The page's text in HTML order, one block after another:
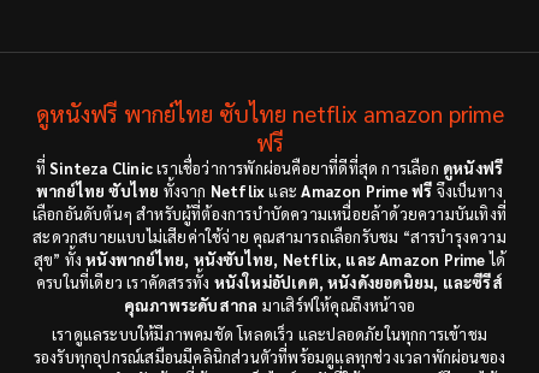
ดูหนังฟรี พากย์ไทย ซับไทย netflix amazon prime
ฟรี
ที่Sinteza Clinicเราเชื่อว่าการพักผ่อนคือยาที่ดีที่สุด การเลือก ดูหนังฟรี
พากย์ไทย ซับไทย ทั้งจาก NetflixและAmazon Prime ฟรี จึงเป็นทาง
เลือกอันดับต้นๆ สำหรับผู้ที่ต้องการบำบัดความเหนื่อยล้าด้วยความบันเทิงที่
สะดวกสบายแบบไม่เสียค่าใช้จ่าย คุณสามารถเลือกรับชม “สารบำรุงความ
สุข” ทั้งหนังพากย์ไทย, หนังซับไทย, Netflix, และ Amazon Primeได้
ครบในที่เดียว เราคัดสรรทั้ง หนังใหม่อัปเดต, หนังดังยอดนิยม, และซีรีส์
คุณภาพระดับสากล มาเสิร์ฟให้คุณถึงหน้าจอ
เราดูแลระบบให้มีภาพคมชัด โหลดเร็ว และปลอดภัยในทุกการเข้าชม
รองรับทุกอุปกรณ์เสมือนมีคลินิกส่วนตัวที่พร้อมดูแลทุกช่วงเวลาพักผ่อนของ